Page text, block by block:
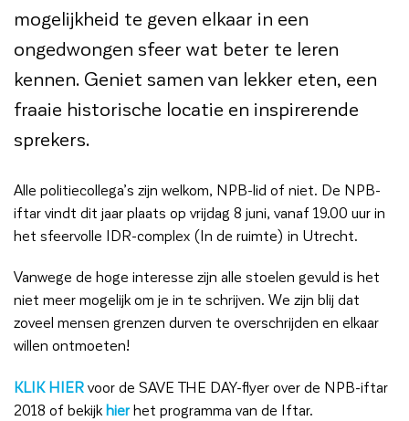
mogelijkheid te geven elkaar in een
ongedwongen sfeer wat beter te leren
kennen. Geniet samen van lekker eten, een
fraaie historische locatie en inspirerende
sprekers.
Alle politiecollega’s zijn welkom, NPB-lid of niet. De NPB-
iftar vindt dit jaar plaats op vrijdag 8 juni, vanaf 19.00 uur in
het sfeervolle IDR-complex (In de ruimte) in Utrecht.
Vanwege de hoge interesse zijn alle stoelen gevuld is het
niet meer mogelijk om je in te schrijven. We zijn blij dat
zoveel mensen grenzen durven te overschrijden en elkaar
willen ontmoeten!
KLIK HIER voor de SAVE THE DAY-flyer over de NPB-iftar
2018 of bekijk hierhet programma van de Iftar.